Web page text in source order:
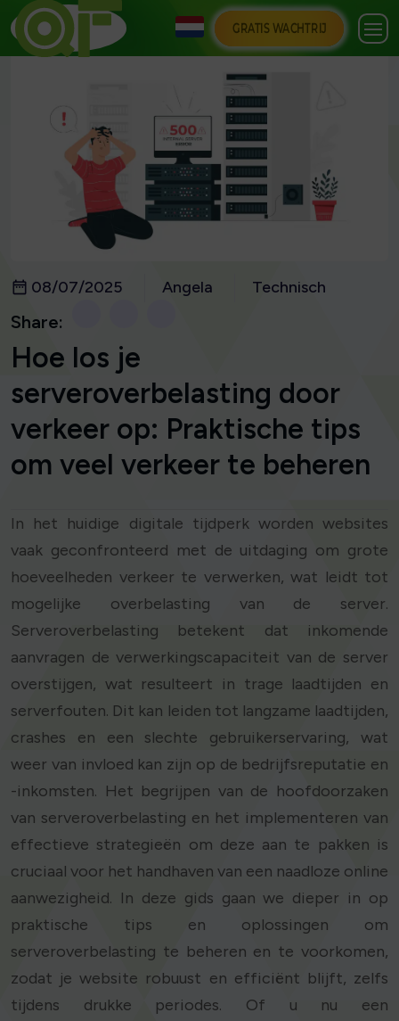
GRATIS WACHTRIJ
08/07/2025 Angela Technisch
Share:
Hoe los je
serveroverbelasting door
verkeer op: Praktische tips
om veel verkeer te beheren
In het huidige digitale tijdperk worden websites
vaak geconfronteerd met de uitdaging om grote
hoeveelheden verkeer te verwerken, wat leidt tot
mogelijke overbelasting van de server.
Serveroverbelasting betekent dat inkomende
aanvragen de verwerkingscapaciteit van de server
overstijgen, wat resulteert in trage laadtijden en
serverfouten. Dit kan leiden tot langzame laadtijden,
crashes en een slechte gebruikerservaring, wat
weer van invloed kan zijn op de bedrijfsreputatie en
-inkomsten. Het begrijpen van de hoofdoorzaken
van serveroverbelasting en het implementeren van
effectieve strategieën om deze aan te pakken is
cruciaal voor het handhaven van een naadloze online
aanwezigheid. In deze gids gaan we dieper in op
praktische tips en oplossingen om
serveroverbelasting te beheren en te voorkomen,
zodat je website robuust en efficiënt blijft, zelfs
tijdens drukke periodes. Of u nu een